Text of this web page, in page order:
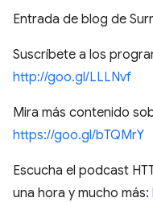
Entrada de blog de
Suscríbete a los
http://goo.gl/LLLNvf
Mira más contenido
https://goo.gl/bTQMrY
Escucha el podcast
una hora y mucho más: